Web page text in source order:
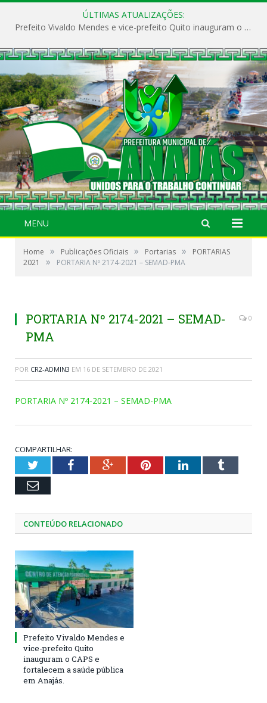
ÚLTIMAS ATUALIZAÇÕES:
Prefeito Vivaldo Mendes e vice-prefeito Quito inauguram o CAPS e fortalecem a saúde pública em Anajás.
MENU
Home » Publicações Oficiais » Portarias »
PORTARIAS
2021
» PORTARIA Nº 2174-2021 – SEMAD-PMA
PORTARIA Nº 2174-2021 – SEMAD-
PMA
0
POR CR2-ADMIN3 EM 16 DE SETEMBRO DE 2021
PORTARIA Nº 2174-2021 – SEMAD-PMA
COMPARTILHAR:
TwitterFacebookGoogle+PinterestLinkedInTumblr
Email
CONTEÚDO RELACIONADO
Prefeito Vivaldo Mendes e
vice-prefeito Quito
inauguram o CAPS e
fortalecem a saúde pública
em Anajás.